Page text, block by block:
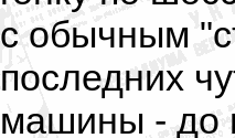
с обычным
последних
машины - до